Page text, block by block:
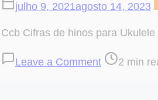
julho 9, 2021agosto 14, 2023
Ccb Cifras de hinos para
Leave a Commenton
Post2 min